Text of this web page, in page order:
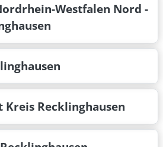
Westfalen Nord -
Kreis Recklinghausen